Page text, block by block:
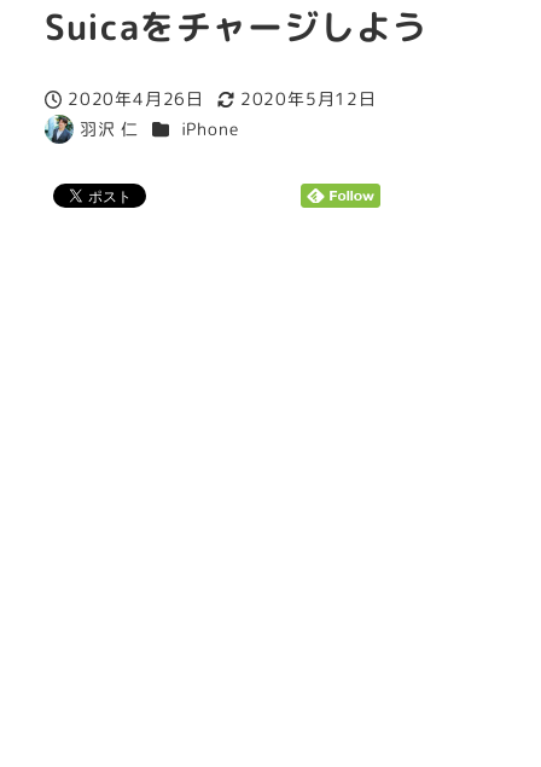
Suicaをチャージしよう
投稿日
2020年4月26日
更新日
2020年5月12日
著
羽沢 仁 カテゴリー
iPhone